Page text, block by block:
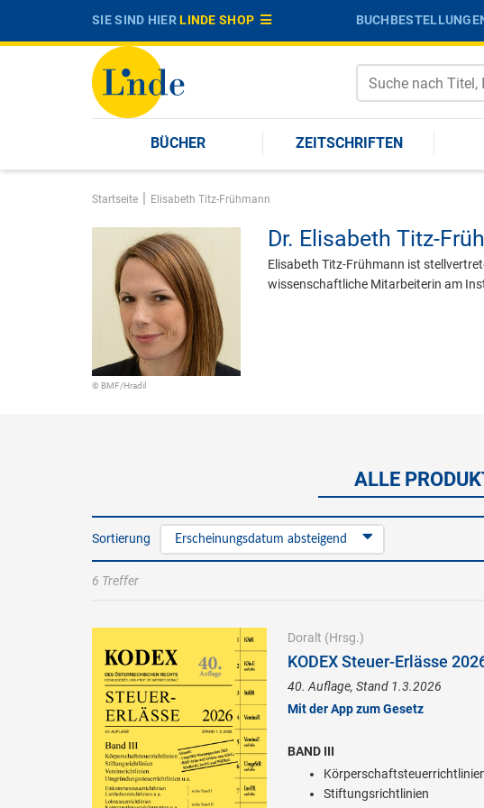
SIE SIND HIERLINDE SHOP
BÜCHER ZEITSCHRIFTEN
Startseite | Elisabeth Titz-Frühmann
© BMF/Hradil
Dr. Elisabeth Titz-
Elisabeth Titz-Frühmann ist
wissenschaftliche Mitarbeiterin am
ALLE
Sortierung Erscheinungsdatum absteigend
6 Treffer
Doralt (Hrsg.)
KODEX Steuer-Erlässe
40. Auflage, Stand 1.3.2026
Mit der App zum Gesetz
BAND III
Stiftungsrichtlinien